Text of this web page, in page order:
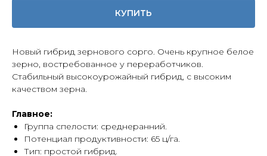
КУПИТЬ
Новый гибрид зернового сорго. Очень крупное белое
зерно, востребованное у переработчиков.
Стабильный высокоурожайный гибрид, с высоким
качеством зерна.
Главное:
Группа спелости: среднеранний.
Потенциал продуктивности: 65 ц/га.
Тип: простой гибрид.